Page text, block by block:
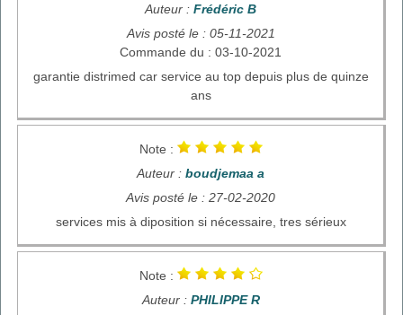
Auteur : Frédéric B
Avis posté le : 05-11-2021
Commande du : 03-10-2021
garantie distrimed car service au top depuis plus de quinze
ans
Note :
Auteur : boudjemaa a
Avis posté le : 27-02-2020
services mis à diposition si nécessaire, tres sérieux
Note :
Auteur : PHILIPPE R